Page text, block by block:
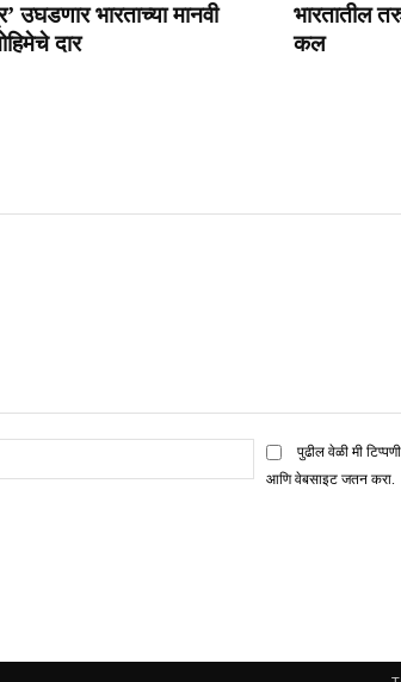
उघडणार भारताच्या मानवी
दार
भारतातील
कल
मेल*
पुढील वेळी मी
आणि वेबसाइट जतन करा.